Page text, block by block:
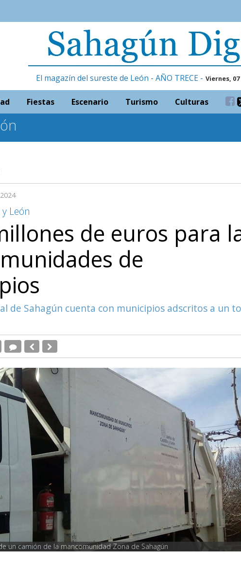
El magazín del sureste de León - AÑO TRECE - Viernes,
Fiestas Escenario Turismo Culturas
León
de euros para
de
de Sahagún cuenta con municipios adscritos a un
un camión de la mancomunidad Zona de Sahagún